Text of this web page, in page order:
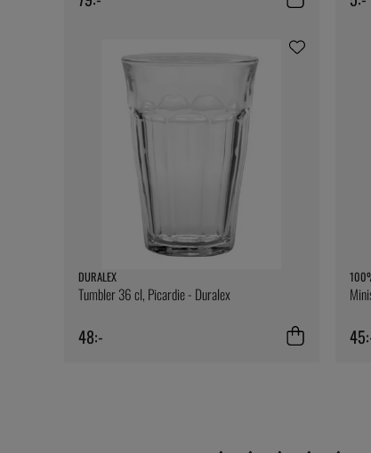
DURALEX
Tumbler 36 cl, Picardie - Duralex
48:-